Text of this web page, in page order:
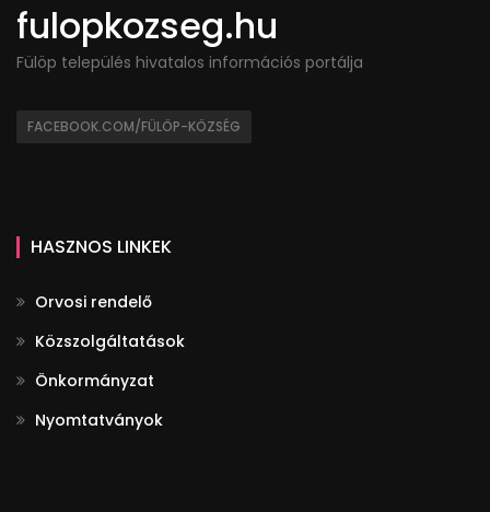
fulopkozseg.hu
Fülöp település hivatalos információs portálja
FACEBOOK.COM/FÜLÖP-KÖZSÉG
HASZNOS LINKEK
Orvosi rendelő
Közszolgáltatások
Önkormányzat
Nyomtatványok